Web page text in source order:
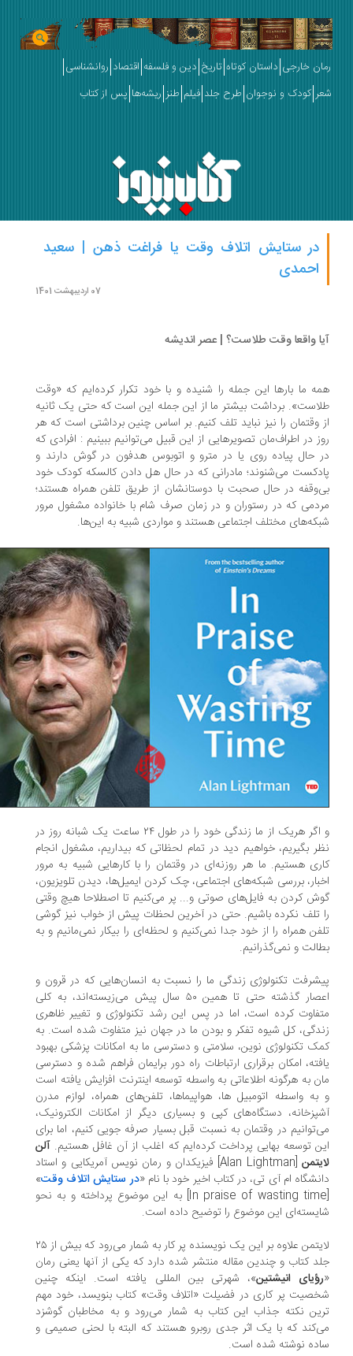
خارجی داستان کوتاه تاریخ دین و فلسفه اقتصاد روانشناسی
کودک و نوجوان طرح جلد فیلم طنز ریشه‌ها پس از کتاب
در ستایش اتلاف وقت یا فراغت ذهن | سعید
احمدی
واقعا وقت طلاست؟ | عصر اندیشه
ما بارها این جمله را شنیده و با خود تکرار کرده‌ایم که «وقت
برداشت بیشتر ما از این جمله این است که حتی یک ثانیه
وقتمان را نیز نباید تلف کنیم. بر اساس چنین برداشتی است که هر
در اطراف‌مان تصویرهایی از این قبیل می‌توانیم ببینیم : افرادی که
حال پیاده روی یا در مترو و اتوبوس هدفون در گوش دارند و
می‌شنوند؛ مادرانی که در حال هل دادن کالسکه کودک خود
در حال صحبت با دوستانشان از طریق تلفن همراه هستند؛
که در رستوران و در زمان صرف شام با خانواده مشغول مرور
مختلف اجتماعی هستند و مواردی شبیه به این‌ها.
و اگر هریک از ما زندگی خود را در طول ۲۴ ساعت یک شبانه روز در
بگیریم، خواهیم دید در تمام لحظاتی که بیداریم، مشغول انجام
هستیم. ما هر روزنه‌ای در وقتمان را با کارهایی شبیه به مرور
بررسی شبکه‌های اجتماعی، چک کردن ایمیل‌ها، دیدن تلویزیون،
کردن به فایل‌های صوتی و... پر می‌کنیم تا اصطلاحا هیچ وقتی
تلف نکرده باشیم. حتی در آخرین لحظات پیش از خواب نیز گوشی
همراه را از خود جدا نمی‌کنیم و لحظه‌ای را بیکار نمی‌مانیم و به
و نمی‌گذرانیم.
تکنولوژی زندگی ما را نسبت به انسان‌هایی که در قرون و
اعصار گذشته حتی تا همین ۵۰ سال پیش می‌زیسته‌اند، به کلی
کرده است، اما در پس این رشد تکنولوژی و تغییر ظاهری
کل شیوه تفکر و بودن ما در جهان نیز متفاوت شده است. به
تکنولوژی نوین، سلامتی و دسترسی ما به امکانات پزشکی بهبود
امکان برقراری ارتباطات راه دور برایمان فراهم شده و دسترسی
به هرگونه اطلاعاتی به واسطه توسعه اینترنت افزایش یافته است
واسطه اتومبیل ها، هواپیماها، تلفن‌های همراه، لوازم مدرن
دستگاه‌های کپی و بسیاری دیگر از امکانات الکترونیک،
در وقتمان به نسبت قبل بسیار صرفه جویی کنیم، اما برای
توسعه بهایی پرداخت کرده‌ایم که اغلب از آن غافل هستیم.آلن
[Alan Lightman] فیزیکدان و رمان نویس آمریکایی و استاد
ام آی تی، در کتاب اخیر خود با نام «در ستایش اتلاف وقت»
[In praise of wasting time] به این موضوع پرداخته و به نحو
این موضوع را توضیح داده است.
لايتمن علاوه بر این یک نویسنده پر کار به شمار می‌رود که بیش از ۲۵
کتاب و چندین مقاله منتشر شده دارد که یکی از آنها یعنی رمان
رؤیای انیشتین»، شهرتی بین المللی یافته است. اینکه چنین
پر کاری در فضیلت «اتلاف وقت» کتاب بنویسد، خود مهم
نکته جذاب این کتاب به شمار می‌رود و به مخاطبان گوشزد
که با یک اثر جدی روبرو هستند که البته با لحنی صمیمی و
نوشته شده است.